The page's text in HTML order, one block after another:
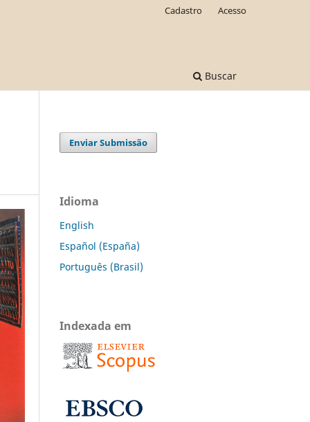
Buscar
Cadastro Acesso
Enviar Submissão
Idioma
English
Español (España)
Português (Brasil)
Indexada em